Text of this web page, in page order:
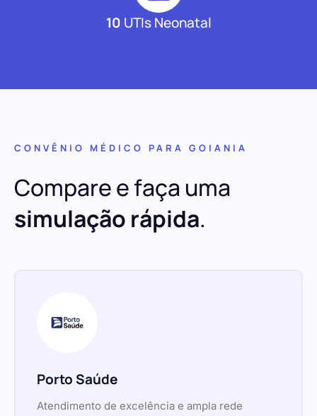
10 UTIs Neonatal
CONVÊNIO MÉDICO PARA GOIANIA
Compare e faça uma
simulação rápida.
Porto Saúde
Atendimento de excelência e ampla rede